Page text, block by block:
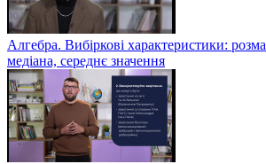
Алгебра. Вибіркові характеристики:
медіана, середнє значення